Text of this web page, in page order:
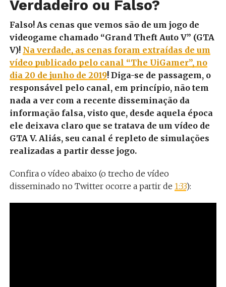
Verdadeiro ou Falso?
Falso! As cenas que vemos são de um jogo de
videogame chamado “Grand Theft Auto V” (GTA
V)! Na verdade, as cenas foram extraídas de um
vídeo publicado pelo canal “The UiGamer”, no
dia 20 de junho de 2019! Diga-se de passagem, o
responsável pelo canal, em princípio, não tem
nada a ver com a recente disseminação da
informação falsa, visto que, desde aquela época
ele deixava claro que se tratava de um vídeo de
GTA V. Aliás, seu canal é repleto de simulações
realizadas a partir desse jogo.
Confira o vídeo abaixo (o trecho de vídeo
disseminado no Twitter ocorre a partir de 1:33):